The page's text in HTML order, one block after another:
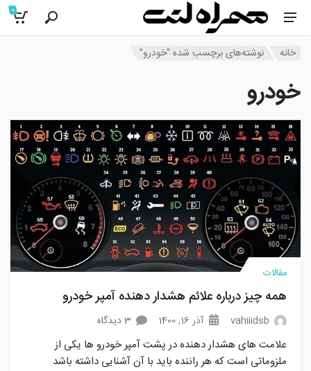
0
خانه نوشته‌های برچسب شده “خودرو”
خودرو
مقالات
همه چیز درباره علائم هشدار دهنده آمپر خودرو
vahiiidsb آذر 16, 1400 3 دیدگاه
علامت های هشدار دهنده در پشت آمپر خودرو ها یکی از
ملزوماتی است که هر راننده باید با آن آشنایی داشته باشد